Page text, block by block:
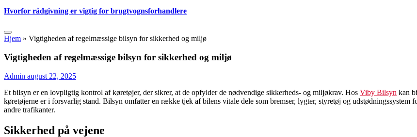
Hvorfor rådgivning er vigtig for brugtvognsforhandlere
Hjem » Vigtigheden af regelmæssige bilsyn for sikkerhed og miljø
Vigtigheden af regelmæssige bilsyn for sikkerhed og miljø
Admin august 22, 2025
Et bilsyn er en lovpligtig kontrol af køretøjer, der sikrer, at de opfylder de nødvendige sikkerheds- og miljøkrav. Hos Viby Bilsyn kan
køretøjerne er i forsvarlig stand. Bilsyn omfatter en række tjek af bilens vitale dele som bremser, lygter, styretøj og
andre trafikanter.
Sikkerhed på vejene